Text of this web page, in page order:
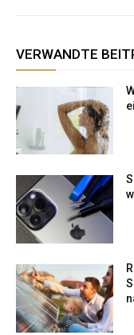
VERWANDTE